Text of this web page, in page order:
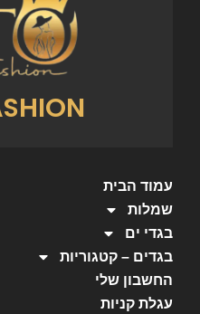
עמוד הבית
שמלות
בגדי ים
בגדים – קטגוריות
החשבון שלי
עגלת קניות